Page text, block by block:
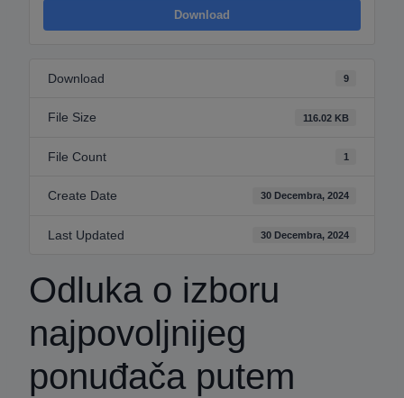
Download
Download 9
File Size 116.02 KB
File Count 1
Create Date 30 Decembra, 2024
Last Updated 30 Decembra, 2024
Odluka o izboru
najpovoljnijeg
ponuđača putem